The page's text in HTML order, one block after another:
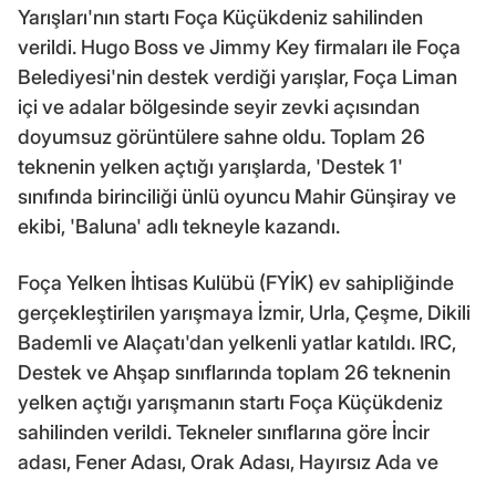
Yarışları'nın startı Foça Küçükdeniz sahilinden
verildi. Hugo Boss ve Jimmy Key firmaları ile Foça
Belediyesi'nin destek verdiği yarışlar, Foça Liman
içi ve adalar bölgesinde seyir zevki açısından
doyumsuz görüntülere sahne oldu. Toplam 26
teknenin yelken açtığı yarışlarda, 'Destek 1'
sınıfında birinciliği ünlü oyuncu Mahir Günşiray ve
ekibi, 'Baluna' adlı tekneyle kazandı.
Foça Yelken İhtisas Kulübü (FYİK) ev sahipliğinde
gerçekleştirilen yarışmaya İzmir, Urla, Çeşme, Dikili
Bademli ve Alaçatı'dan yelkenli yatlar katıldı. IRC,
Destek ve Ahşap sınıflarında toplam 26 teknenin
yelken açtığı yarışmanın startı Foça Küçükdeniz
sahilinden verildi. Tekneler sınıflarına göre İncir
adası, Fener Adası, Orak Adası, Hayırsız Ada ve